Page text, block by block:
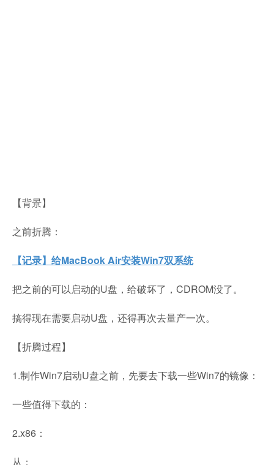
【背景】
之前折腾：
【记录】给MacBook Air安装Win7双系统
把之前的可以启动的U盘，给破坏了，CDROM没了。
搞得现在需要启动U盘，还得再次去量产一次。
【折腾过程】
1.制作Win7启动U盘之前，先要去下载一些Win7的镜像：
一些值得下载的：
2.x86：
从：